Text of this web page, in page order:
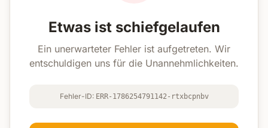
Etwas ist schiefgelaufen
Ein unerwarteter Fehler ist aufgetreten. Wir
entschuldigen uns für die Unannehmlichkeiten.
Fehler-ID: ERR-1786254791142-rtxbcpnbv